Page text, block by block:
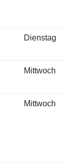
Dienstag
Mittwoch
Mittwoch